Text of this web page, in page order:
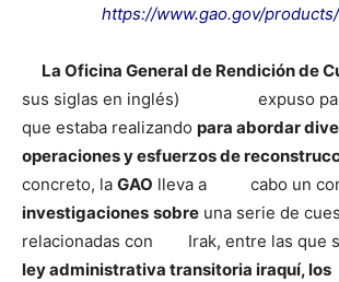
https://www.gao.gov/
La Oficina General de Rendición de
sus siglas en inglés) expuso
que estaba realizando para
operaciones y esfuerzos de
concreto, la GAO lleva a cabo un
investigaciones sobre una serie de
relacionadas con Irak, entre las que
ley administrativa transitoria